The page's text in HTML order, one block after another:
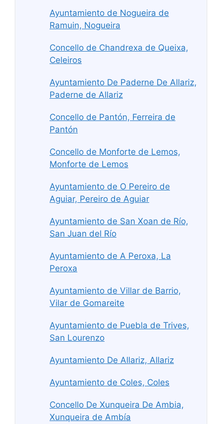
Ayuntamiento de Nogueira de
Ramuin, Nogueira
Concello de Chandrexa de Queixa,
Celeiros
Ayuntamiento De Paderne De Allariz,
Paderne de Allariz
Concello de Pantón, Ferreira de
Pantón
Concello de Monforte de Lemos,
Monforte de Lemos
Ayuntamiento de O Pereiro de
Aguiar, Pereiro de Aguiar
Ayuntamiento de San Xoan de Río,
San Juan del Río
Ayuntamiento de A Peroxa, La
Peroxa
Ayuntamiento de Villar de Barrio,
Vilar de Gomareite
Ayuntamiento de Puebla de Trives,
San Lourenzo
Ayuntamiento De Allariz, Allariz
Ayuntamiento de Coles, Coles
Concello De Xunqueira De Ambia,
Xunqueira de Ambía